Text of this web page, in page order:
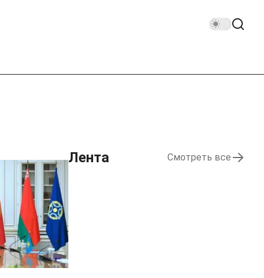
Лента Смотреть все